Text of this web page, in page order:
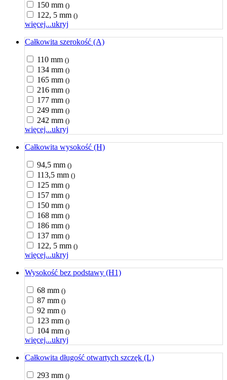
150 mm ()
122, 5 mm ()
więcej...ukryj
Całkowita szerokość (A)
110 mm ()
134 mm ()
165 mm ()
216 mm ()
177 mm ()
249 mm ()
242 mm ()
więcej...ukryj
Całkowita wysokość (H)
94,5 mm ()
113,5 mm ()
125 mm ()
157 mm ()
150 mm ()
168 mm ()
186 mm ()
137 mm ()
122, 5 mm ()
więcej...ukryj
Wysokość bez podstawy (H1)
68 mm ()
87 mm ()
92 mm ()
123 mm ()
104 mm ()
więcej...ukryj
Całkowita długość otwartych szczęk (L)
293 mm ()